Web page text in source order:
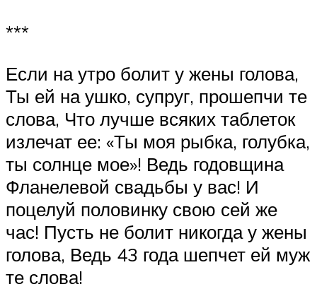
***
Если на утро болит у жены голова,
Ты ей на ушко, супруг, прошепчи те
слова, Что лучше всяких таблеток
излечат ее: «Ты моя рыбка, голубка,
ты солнце мое»! Ведь годовщина
Фланелевой свадьбы у вас! И
поцелуй половинку свою сей же
час! Пусть не болит никогда у жены
голова, Ведь 43 года шепчет ей муж
те слова!